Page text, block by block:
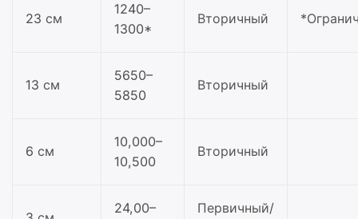
23 см
1240–
1300*
Вторичный
13 см
5650–
5850
Вторичный
6 см
10,000–
10,500
Вторичный
24,00–
Первичный/